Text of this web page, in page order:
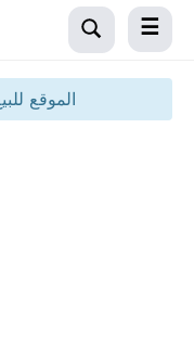
الموقع